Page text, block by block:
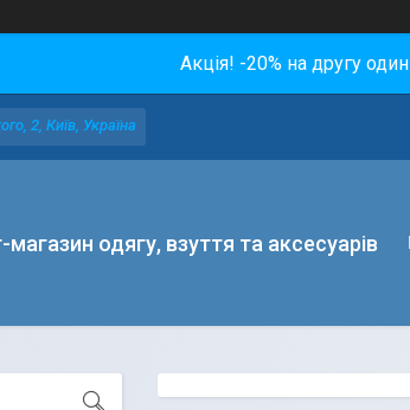
Акція! -20% на другу
2, Київ, Україна
магазин одягу, взуття та аксесуарів